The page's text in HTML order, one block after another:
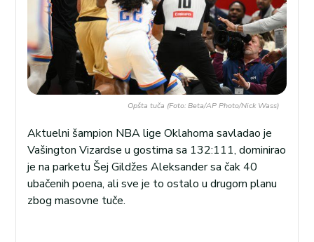
Opšta tuča (Foto: Beta/AP Photo/Nick Wass)
Aktuelni šampion NBA lige Oklahoma savladao je
Vašington Vizardse u gostima sa 132:111, dominirao
je na parketu Šej Gildžes Aleksander sa čak 40
ubačenih poena, ali sve je to ostalo u drugom planu
zbog masovne tuče.